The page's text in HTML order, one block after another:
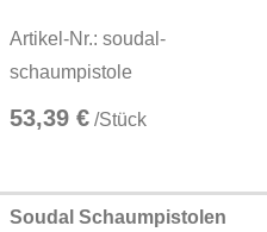
Artikel-Nr.: soudal-
schaumpistole
53,39 € /Stück
Soudal Schaumpistolen